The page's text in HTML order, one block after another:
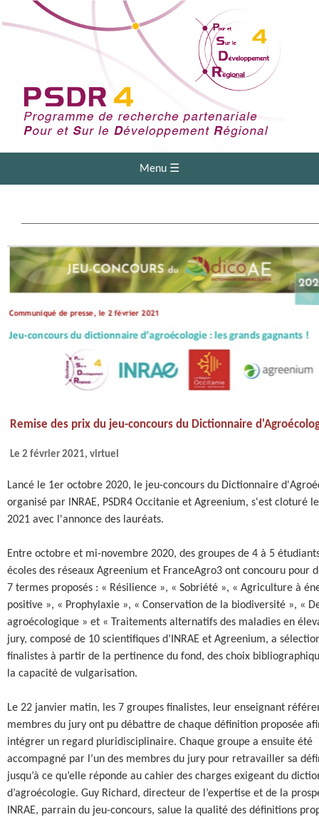
Menu ☰
Remise des prix du jeu-concours du Dictionnaire
Le 2 février 2021, virtuel
Lancé le 1er octobre 2020, le jeu-concours du Dictionnaire
organisé par INRAE, PSDR4 Occitanie et Agreenium, s'est cloturé
2021 avec l'annonce des lauréats.
Entre octobre et mi-novembre 2020, des groupes de 4 à 5
écoles des réseaux Agreenium et FranceAgro3 ont concouru pour
7 termes proposés : « Résilience », « Sobriété », « Agriculture à
positive », « Prophylaxie », « Conservation de la biodiversité », «
agroécologique » et « Traitements alternatifs des maladies en
jury, composé de 10 scientifiques d’INRAE et Agreenium, a
finalistes à partir de la pertinence du fond, des choix
la capacité de vulgarisation.
Le 22 janvier matin, les 7 groupes finalistes, leur enseignant
membres du jury ont pu débattre de chaque définition proposée
intégrer un regard pluridisciplinaire. Chaque groupe a ensuite été
accompagné par l’un des membres du jury pour retravailler sa
jusqu’à ce qu’elle réponde au cahier des charges exigeant du
d’agroécologie. Guy Richard, directeur de l’expertise et de la
INRAE, parrain du jeu-concours, salue la qualité des définitions